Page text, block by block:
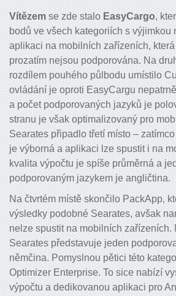
Vítězem se zde stalo EasyCargo,
bodů ve všech kategoriích s výjimkou
aplikaci na mobilních zařízeních,
prozatím nejsou podporována. Na
rozdílem pouhého půlbodu umístilo
ovládání je oproti EasyCargu
a počet podporovaných jazyků je
stranu je však optimalizovaný pro
Searates připadlo třetí místo –
je výborná a aplikaci lze spustit i na
kvalita výpočtu je spíše průměrná a
podporovaným jazykem je angličtina.
Na čtvrtém místě skončilo PackApp,
výsledky podobné Searates, avšak
nelze spustit na mobilních zařízeních.
Searates představuje jeden
němčina. Pomyslnou pětici této
Optimizer Enterprise. To sice nabízí
výpočtu a dedikovanou aplikaci pro